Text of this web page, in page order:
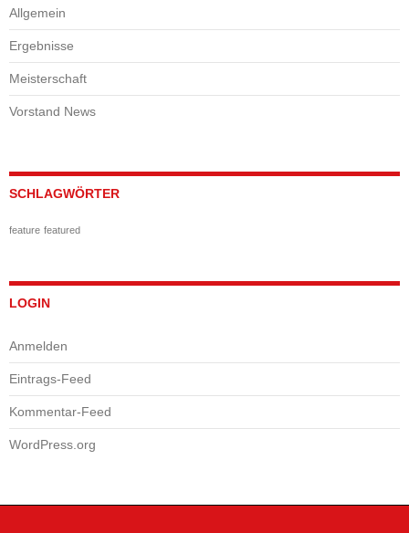
Allgemein
Ergebnisse
Meisterschaft
Vorstand News
SCHLAGWÖRTER
feature featured
LOGIN
Anmelden
Eintrags-Feed
Kommentar-Feed
WordPress.org